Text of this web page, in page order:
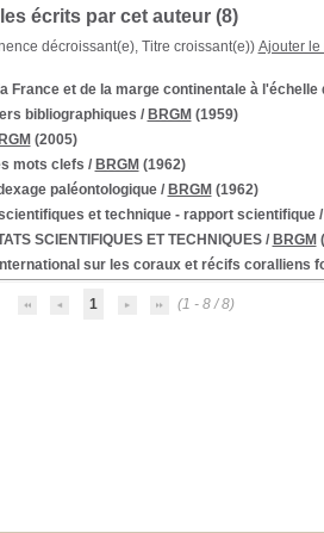
écrits par cet auteur (8)
décroissant(e), Titre croissant(e)) Ajouter le
France et de la marge continentale à
bibliographiques / BRGM (1959)
(2005)
mots clefs / BRGM (1962)
paléontologique/ BRGM (1962)
et technique - rapport scientifique/
SCIENTIFIQUES ET TECHNIQUES/ BRGM
sur les coraux et récifs coralliens
1 (1 - 8 / 8)